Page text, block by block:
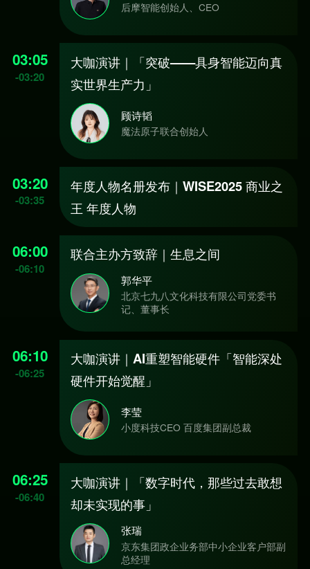
后摩智能创始人、CEO
03:05
-03:20
大咖演讲｜「突破——具身智能迈向真
实世界生产力」
顾诗韬
魔法原子联合创始人
03:20
-03:35
年度人物名册发布｜WISE2025 商业之
王 年度人物
06:00
-06:10
联合主办方致辞｜生息之间
郭华平
北京七九八文化科技有限公司党委书
记、董事长
06:10
-06:25
大咖演讲｜AI重塑智能硬件「智能深处
硬件开始觉醒」
李莹
小度科技CEO 百度集团副总裁
06:25
-06:40
大咖演讲｜「数字时代，那些过去敢想
却未实现的事」
张瑞
京东集团政企业务部中小企业客户部副
总经理